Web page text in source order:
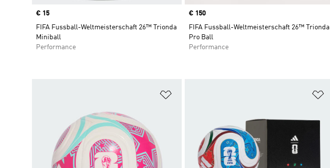
Price
€ 15
FIFA Fussball-Weltmeisterschaft 26™ Trionda
Miniball
Performance
Price
€ 150
FIFA Fussball-Weltmeisterschaft 26™ Trionda
Pro Ball
Performance